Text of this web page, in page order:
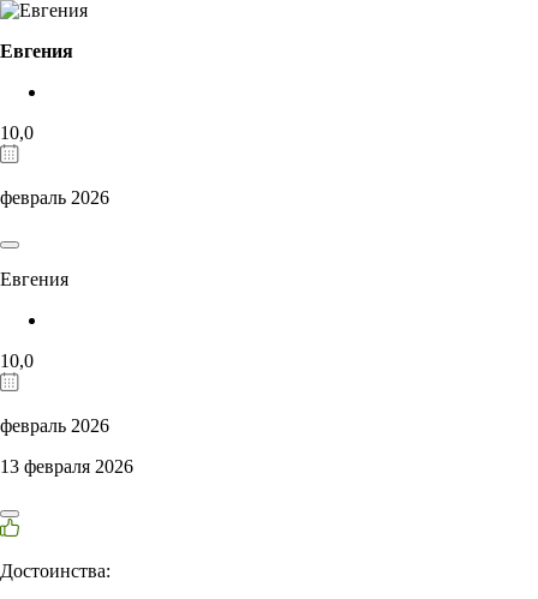
Евгения
10,0
февраль 2026
Евгения
10,0
февраль 2026
13 февраля 2026
Достоинства: